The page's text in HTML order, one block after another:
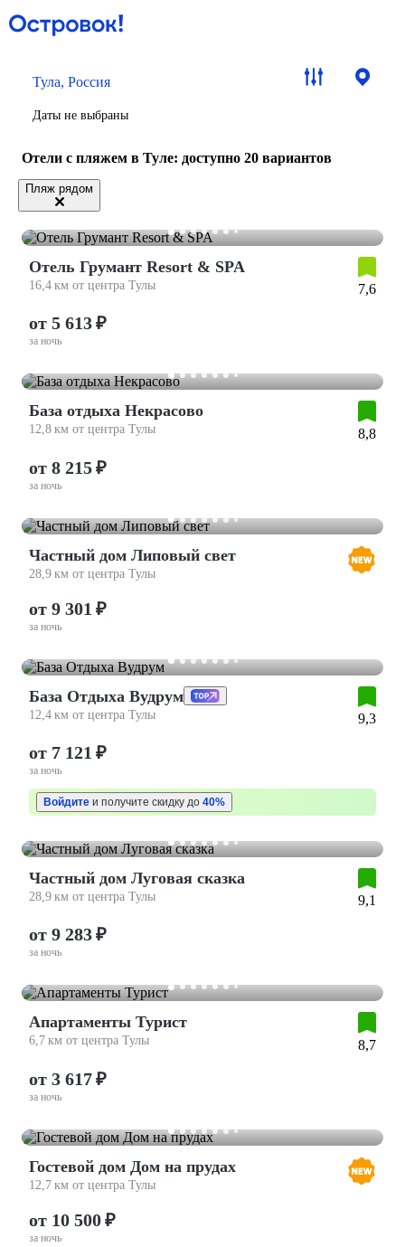
Тула, Россия
Даты не выбраны
Отели с пляжем в Туле: доступно 20 вариантов
Пляж рядом
Отель Грумант Resort & SPA
16,4 км от центра Тулы 7,6
от 5 613 ₽
за ночь
База отдыха Некрасово
12,8 км от центра Тулы 8,8
от 8 215 ₽
за ночь
Частный дом Липовый свет
28,9 км от центра Тулы
от 9 301 ₽
за ночь
База Отдыха Вудрум
12,4 км от центра Тулы 9,3
от 7 121 ₽
за ночь
Войдите и получите скидку до 40%
Частный дом Луговая сказка
28,9 км от центра Тулы 9,1
от 9 283 ₽
за ночь
Апартаменты Турист
6,7 км от центра Тулы 8,7
от 3 617 ₽
за ночь
Гостевой дом Дом на прудах
12,7 км от центра Тулы
от 10 500 ₽
за ночь